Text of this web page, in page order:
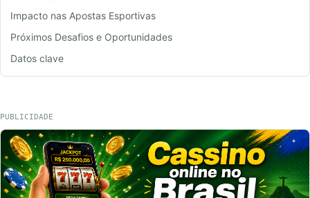
Impacto nas Apostas Esportivas
Próximos Desafios e Oportunidades
Datos clave
PUBLICIDADE